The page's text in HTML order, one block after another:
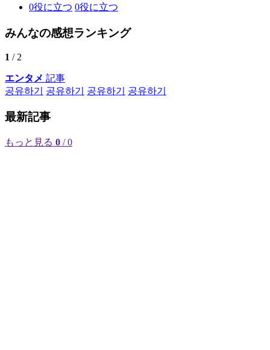
0役に立つ 0役に立つ
みんなの感想ランキング
1 / 2
エンタメ 記事
공유하기
공유하기 공유하기 공유하기
最新記事
もっと見る 0 / 0